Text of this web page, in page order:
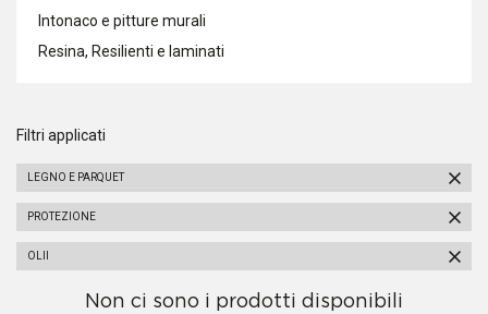
Intonaco e pitture murali
Resina, Resilienti e laminati
Filtri applicati
LEGNO E PARQUET
PROTEZIONE
OLII
Non ci sono i prodotti disponibili